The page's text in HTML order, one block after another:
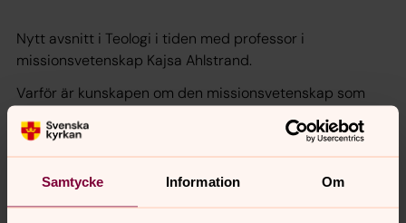
Samtycke Information Om
Nytt avsnitt i Teologi i tiden med professor i
missionsvetenskap Kajsa Ahlstrand.
Varför är kunskapen om den missionsvetenskap som
kyrkorna har bedrivit viktig? Är den ett arv för kyrkorna
att vara stolta över? Och är ordet ”mission” ett önskvärt
och relevant begrepp att använda sig av idag? Samtal
mellan Kajsa Ahlstrand och Kristina Helgesson Kjellin
Lyssnahär.